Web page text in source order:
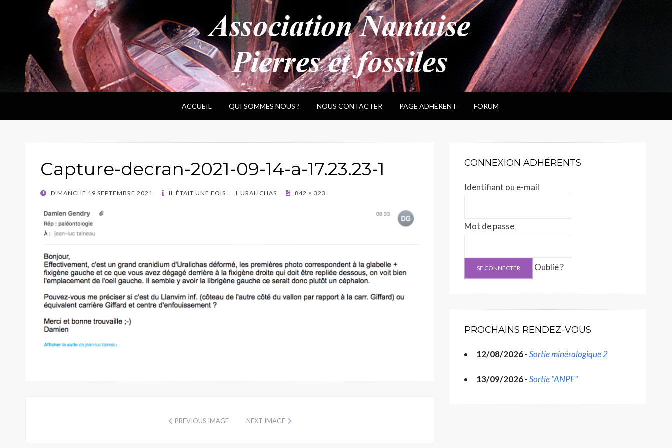
ANPF
Association Nantaise Pierres et Fossiles
ACCUEIL QUI SOMMES NOUS ? NOUS CONTACTER PAGE ADHÉRENT FORUM
Capture-decran-2021-09-14-a-17.23.23-1
POSTED
DIMANCHE 19 SEPTEMBRE 2021 IL ÉTAIT UNE FOIS …. L’URALICHAS 842 × 323
PREVIOUS IMAGE NEXT IMAGE
CONNEXION ADHÉRENTS
Identifiant ou e-mail
Mot de passe
Oublié ?
PROCHAINS RENDEZ-VOUS
12/08/2026-Sortie minéralogique 2
13/09/2026-Sortie "ANPF"